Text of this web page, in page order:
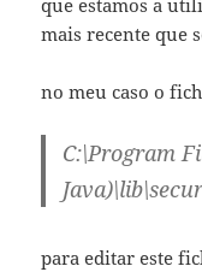
que estamos a
mais recente que
no meu caso o
C:\Program
Java)
para editar este